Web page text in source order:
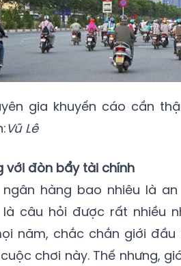
gia khuyến cáo cần
Vũ Lê
với đòn bẩy tài chính
ngân hàng bao nhiêu là
câu hỏi được rất nhiều
năm, chắc chắn giới
chơi này. Thế nhưng,